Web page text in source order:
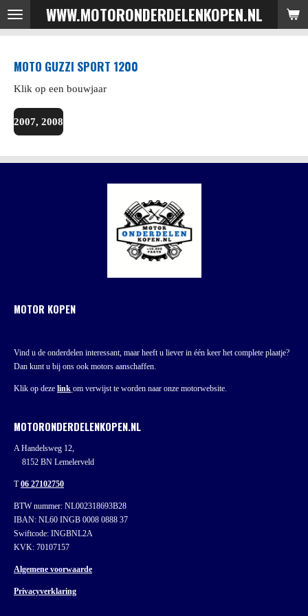
Ga
direct
de
hoofdinhoud
WWW.MOTORONDERDELENKOPEN.NL
MOTO GUZZI SPORT 1200
Klik op een bouwjaar
2007, 2008
MOTOR KOPEN
Vind u de onderdelen interessant, maar heeft u liever in één keer het complete plaatje?
Dan kunt u bij ons ook motors aanschaffen.
Klik op deze link om verwijst te worden naar onze motorwebsite.
MOTORONDERDELENKOPEN.NL
A Handelsweg 12,
8152 BN Lemelerveld
T06 27102750
BTW nummer: NL002318693B28
IBAN: NL60 INGB 0008 0888 37
Swiftcode: INGBNL2A
KVK: 70107157
Algemene voorwaarde
Privacyverklaring